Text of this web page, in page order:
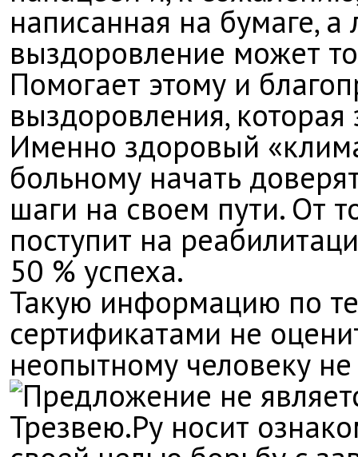
написанная на бумаге,
выздоровление может
Помогает этому и
выздоровления, которая
Именно здоровый
больному начать
шаги на своем пути. От
поступит на
50 % успеха.
Такую информацию по
сертификатами не
неопытному человеку